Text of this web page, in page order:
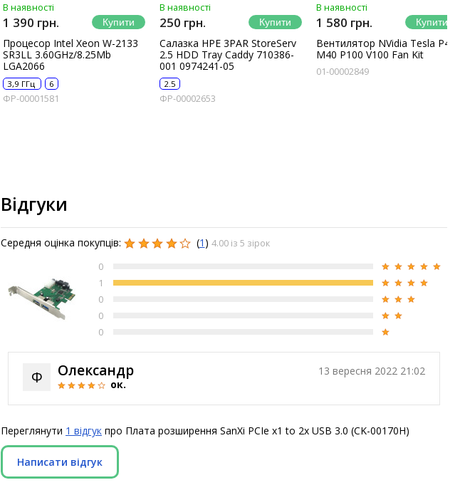
В наявності
1 390 грн.
Процесор Intel Xeon W-2133
SR3LL 3.60GHz/8.25Mb
LGA2066
3,9 ГГц 6
ФР-00001581
В наявності
250 грн.
Салазка HPE 3PAR StoreServ
2.5 HDD Tray Caddy 710386-
001 0974241-05
2.5
ФР-00002653
В наявності
1 580 грн.
Вентилятор NVidia Tesla P40
M40 P100 V100 Fan Kit
01-00002849
Відгуки
Середня оцінка покупців: (1 ) 4.00 із 5 зірок
0
1
0
0
0
13 вересня 2022 21:02
Ф Олександр
ок.
Переглянути 1 відгук про Плата розширення SanXi PCIe x1 to 2x USB 3.0 (CK-00170H)
Написати відгук